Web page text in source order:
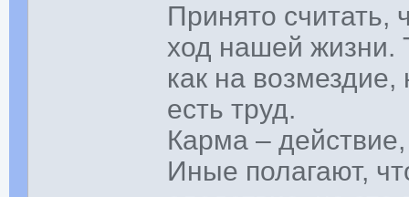
Принято считать,
ход нашей жизни.
как на
есть труд.
Карма –
Иные полагают,